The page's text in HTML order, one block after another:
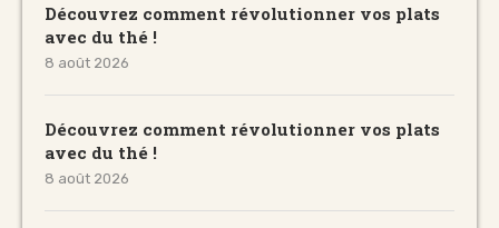
Découvrez comment révolutionner vos plats
avec du thé !
8 août 2026
Découvrez comment révolutionner vos plats
avec du thé !
8 août 2026